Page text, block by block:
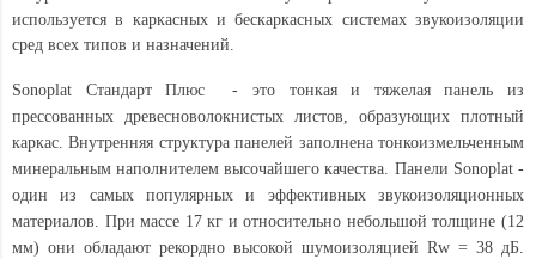
используется в каркасных и бескаркасных системах звукоизоляции
сред всех типов и назначений.
Sonoplat Стандарт Плюс - это тонкая и тяжелая панель из
прессованных древесноволокнистых листов, образующих плотный
каркас. Внутренняя структура панелей заполнена тонкоизмельченным
минеральным наполнителем высочайшего качества. Панели Sonoplat -
один из самых популярных и эффективных звукоизоляционных
материалов. При массе 17 кг и относительно небольшой толщине (12
мм) они обладают рекордно высокой шумоизоляцией Rw = 38 дБ.